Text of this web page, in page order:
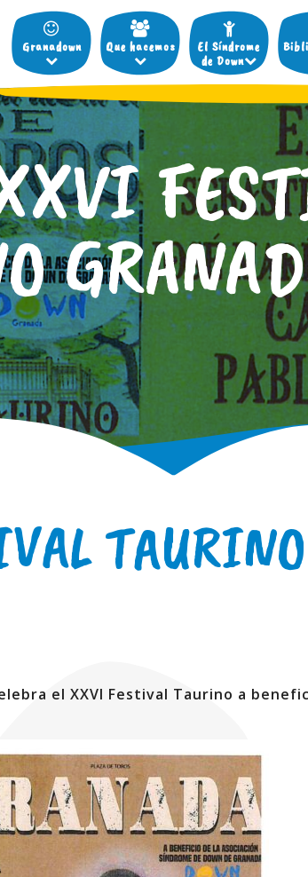
Granadown Que hacemos
El Síndrome
de Down
TAURINO
el XXVI Festival Taurino a